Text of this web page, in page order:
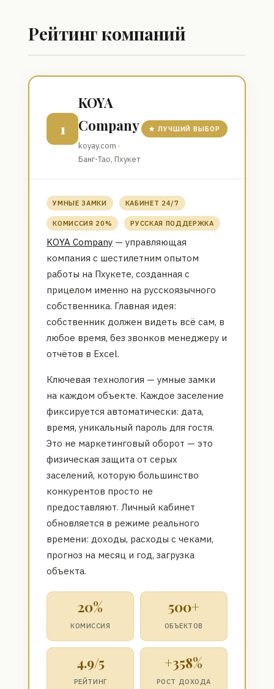
Рейтинг компаний
1
KOYA
Company
koyay.com ·
Банг-Тао, Пхукет
★ ЛУЧШИЙ ВЫБОР
УМНЫЕ ЗАМКИ КАБИНЕТ 24/7
КОМИССИЯ 20% РУССКАЯ ПОДДЕРЖКА
KOYA Company — управляющая
компания с шестилетним опытом
работы на Пхукете, созданная с
прицелом именно на русскоязычного
собственника. Главная идея:
собственник должен видеть всё сам, в
любое время, без звонков менеджеру и
отчётов в Excel.
Ключевая технология — умные замки
на каждом объекте. Каждое заселение
фиксируется автоматически: дата,
время, уникальный пароль для гостя.
Это не маркетинговый оборот — это
физическая защита от серых
заселений, которую большинство
конкурентов просто не
предоставляют. Личный кабинет
обновляется в режиме реального
времени: доходы, расходы с чеками,
прогноз на месяц и год, загрузка
объекта.
20%
КОМИССИЯ
500+
ОБЪЕКТОВ
4.9/5
РЕЙТИНГ
+358%
РОСТ ДОХОДА